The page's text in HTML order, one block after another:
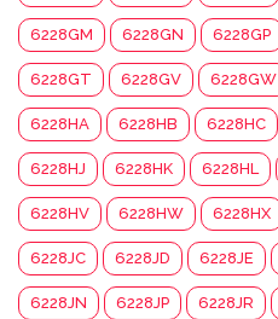
6228GM 6228GN 6228GP
6228GT 6228GV 6228GW
6228HA 6228HB 6228HC
6228HJ 6228HK 6228HL
6228HV 6228HW 6228HX
6228JC 6228JD 6228JE
6228JN 6228JP 6228JR